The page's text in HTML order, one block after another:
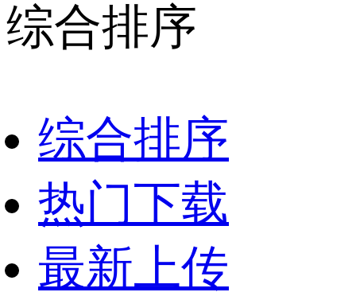
综合排序
综合排序
热门下载
最新上传